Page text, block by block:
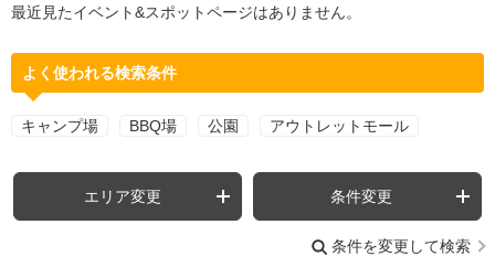
最近見たイベント&スポットページはありません。
よく使われる検索条件
キャンプ場 BBQ場 公園 アウトレットモール
エリア変更 条件変更
条件を変更して検索